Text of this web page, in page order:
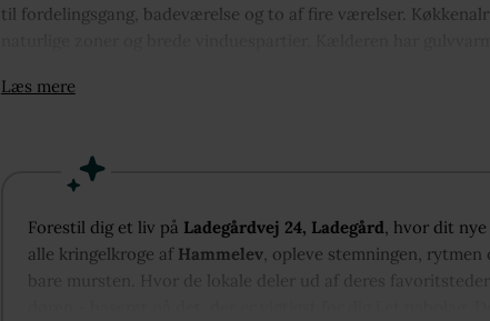
til fordelingsgang, badeværelse og to af fire værelser.
til flere biler, disponible rum og badeværelse, oplagt til
Læs mere
Forestil dig et liv på Ladegårdvej 24, Ladegård, hvor dit nye
alle kringelkroge af Hammelev, opleve stemningen, rytmen
bare mursten. Hvor de lokale deler ud af deres